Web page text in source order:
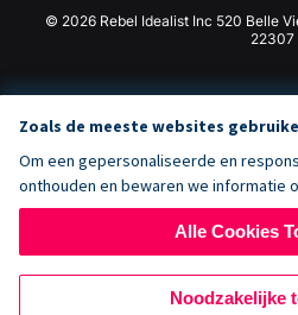
© 2026 Rebel Idealist Inc 520 Belle
22307
Zoals de meeste websites
Om een gepersonaliseerde en
onthouden en bewaren we informatie
Alle Cookies
Noodzakelijke